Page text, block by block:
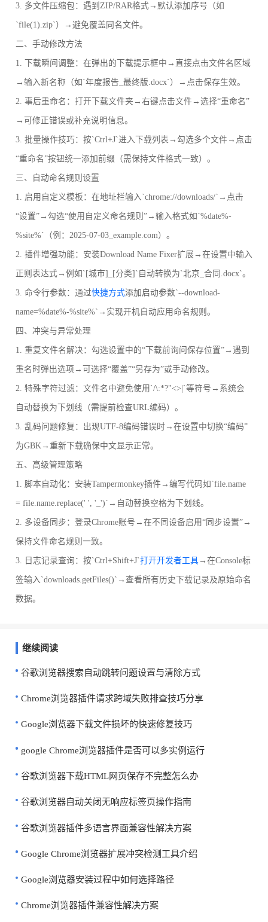
3. 多文件压缩包：遇到ZIP/RAR格式→默认添加序号（如
`file(1).zip`）→避免覆盖同名文件。
二、手动修改方法
1. 下载瞬间调整：在弹出的下载提示框中→直接点击文件名区域
→输入新名称（如`年度报告_最终版.docx`）→点击保存生效。
2. 事后重命名：打开下载文件夹→右键点击文件→选择“重命名”
→可修正错误或补充说明信息。
3. 批量操作技巧：按`Ctrl+J`进入下载列表→勾选多个文件→点击
“重命名”按钮统一添加前缀（需保持文件格式一致）。
三、自动命名规则设置
1. 启用自定义模板：在地址栏输入`chrome://downloads/`→点击
“设置”→勾选“使用自定义命名规则”→输入格式如`%date%-
%site%`（例：2025-07-03_example.com）。
2. 插件增强功能：安装Download Name Fixer扩展→在设置中输入
正则表达式→例如`[城市]_[分类]`自动转换为`北京_合同.docx`。
3. 命令行参数：通过快捷方式添加启动参数`--download-
name=%date%-%site%`→实现开机自动应用命名规则。
四、冲突与异常处理
1. 重复文件名解决：勾选设置中的“下载前询问保存位置”→遇到
重名时弹出选项→可选择“覆盖”“另存为”或手动修改。
2. 特殊字符过滤：文件名中避免使用`/\:*?"<>|`等符号→系统会
自动替换为下划线（需提前检查URL编码）。
3. 乱码问题修复：出现UTF-8编码错误时→在设置中切换“编码”
为GBK→重新下载确保中文显示正常。
五、高级管理策略
1. 脚本自动化：安装Tampermonkey插件→编写代码如`file.name
= file.name.replace(' ', '_')`→自动替换空格为下划线。
2. 多设备同步：登录Chrome账号→在不同设备启用“同步设置”→
保持文件命名规则一致。
3. 日志记录查询：按`Ctrl+Shift+J`打开开发者工具→在Console标
签输入`downloads.getFiles()`→查看所有历史下载记录及原始命名
数据。
继续阅读
谷歌浏览器搜索自动跳转问题设置与清除方式
Chrome浏览器插件请求跨域失败排查技巧分享
Google浏览器下载文件损坏的快速修复技巧
google Chrome浏览器插件是否可以多实例运行
谷歌浏览器下载HTML网页保存不完整怎么办
谷歌浏览器自动关闭无响应标签页操作指南
谷歌浏览器插件多语言界面兼容性解决方案
Google Chrome浏览器扩展冲突检测工具介绍
Google浏览器安装过程中如何选择路径
Chrome浏览器插件兼容性解决方案